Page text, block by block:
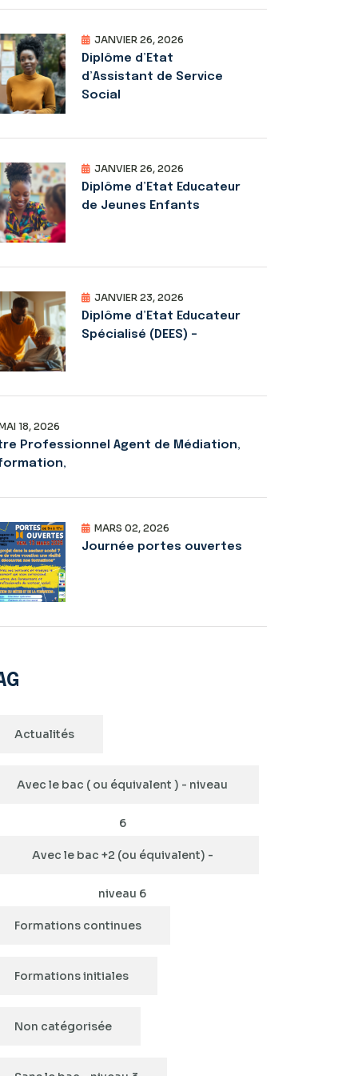
JANVIER 26, 2026
Diplôme d’Etat
d’Assistant de Service
Social
JANVIER 26, 2026
Diplôme d’Etat Educateur
de Jeunes Enfants
JANVIER 23, 2026
Diplôme d’Etat Educateur
Spécialisé (DEES) –
18, 2026
Professionnel Agent de Médiation,
MARS 02, 2026
Journée portes ouvertes
Actualités
Avec le bac ( ou équivalent ) - niveau
6
Avec le bac +2 (ou équivalent) -
niveau 6
Formations continues
Formations initiales
Non catégorisée